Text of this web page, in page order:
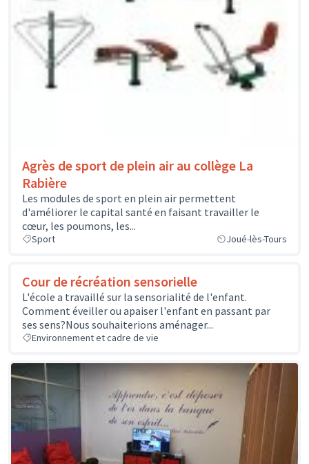
Agrès de sport de plein air au collège La
Rabière
Les modules de sport en plein air permettent
d'améliorer le capital santé en faisant travailler le
cœur, les poumons, les...
Sport Joué-lès-Tours
Cour de récréation sensorielle
L'école a travaillé sur la sensorialité de l'enfant.
Comment éveiller ou apaiser l'enfant en passant par
ses sens?Nous souhaiterions aménager...
Environnement et cadre de vie